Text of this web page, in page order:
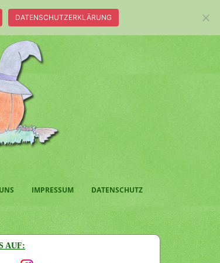
IMPRESSUM DATENSCHUTZ
AUF:
DATENSCHUTZERKLÄRUNG